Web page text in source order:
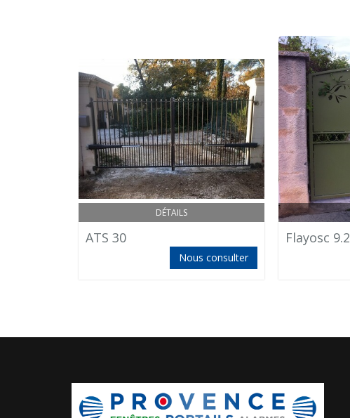
DÉTAILS
ATS 30
Nous consulter
Flayosc 9.2